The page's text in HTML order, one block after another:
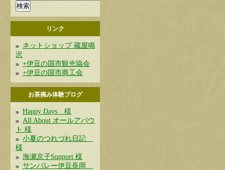
リンク
ネットショップ 蔵屋鳴
沢
+伊豆の国市観光協会
+伊豆の国市商工会
お茶摘み体験ブログ
Happy Days 様
All About オールアバウ
ト 様
小夏のつれづれ日記
様
海瀬京子Support 様
サンバレー伊豆長岡